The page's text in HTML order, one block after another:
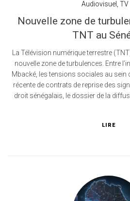
Audiovisuel TV
Nouvelle zone de
TNT au
La Télévision numérique terrestre
nouvelle zone de turbulences. Entre
Mbacké, les tensions sociales au sein
récente de contrats de reprise des
droit sénégalais, le dossier de la
LIRE